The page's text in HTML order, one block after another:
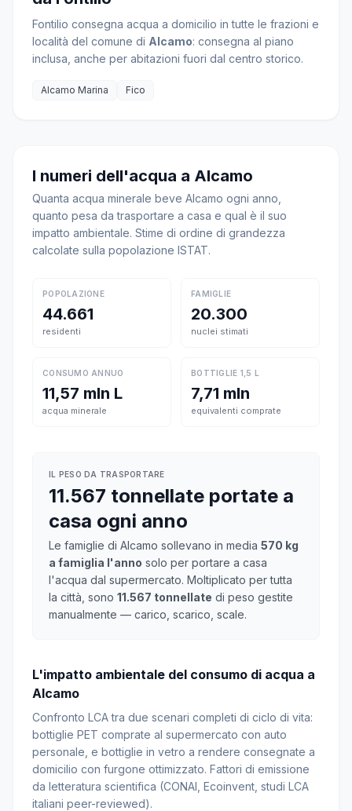
Fontilio consegna acqua a domicilio in tutte le frazioni e
località del comune di Alcamo: consegna al piano
inclusa, anche per abitazioni fuori dal centro storico.
Alcamo Marina Fico
I numeri dell'acqua a Alcamo
Quanta acqua minerale beve Alcamo ogni anno,
quanto pesa da trasportare a casa e qual è il suo
impatto ambientale. Stime di ordine di grandezza
calcolate sulla popolazione ISTAT.
POPOLAZIONE
44.661
residenti
FAMIGLIE
20.300
nuclei stimati
CONSUMO ANNUO
11,57 mln L
acqua minerale
BOTTIGLIE 1,5 L
7,71 mln
equivalenti comprate
IL PESO DA TRASPORTARE
11.567 tonnellate portate a
casa ogni anno
Le famiglie di Alcamo sollevano in media 570 kg
a famiglia l'anno solo per portare a casa
l'acqua dal supermercato. Moltiplicato per tutta
la città, sono 11.567 tonnellate di peso gestite
manualmente — carico, scarico, scale.
L'impatto ambientale del consumo di acqua a
Alcamo
Confronto LCA tra due scenari completi di ciclo di vita:
bottiglie PET comprate al supermercato con auto
personale, e bottiglie in vetro a rendere consegnate a
domicilio con furgone ottimizzato. Fattori di emissione
da letteratura scientifica (CONAI, Ecoinvent, studi LCA
italiani peer-reviewed).